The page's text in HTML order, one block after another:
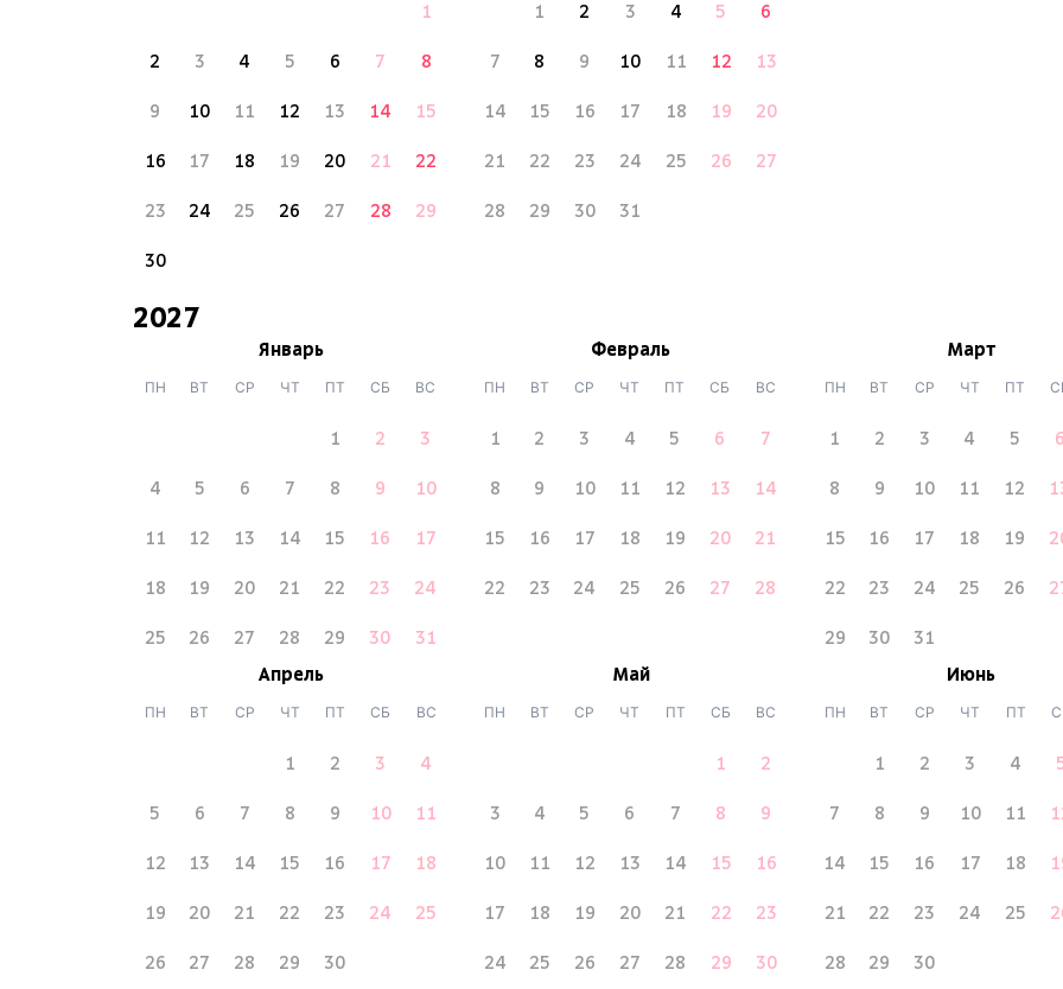
1
2 3 4 5 6 7 8
9 10 11 12 13 14 15
16 17 18 19 20 21 22
23 24 25 26 27 28 29
30
1 2 3 4 5 6
7 8 9 10 11 12 13
14 15 16 17 18 19 20
21 22 23 24 25 26 27
28 29 30 31
2027
Январь
ПН ВТ СР ЧТ ПТ СБ ВС
1 2 3
4 5 6 7 8 9 10
11 12 13 14 15 16 17
18 19 20 21 22 23 24
25 26 27 28 29 30 31
Февраль
ПН ВТ СР ЧТ ПТ СБ ВС
1 2 3 4 5 6 7
8 9 10 11 12 13 14
15 16 17 18 19 20 21
22 23 24 25 26 27 28
Март
ПН ВТ СР ЧТ ПТ
1 2 3 4 5 6
8 9 10 11 12
15 16 17 18 19
22 23 24 25 26
29 30
31
Апрель
ПН ВТ СР ЧТ ПТ СБ ВС
1 2 3 4
5 6 7 8 9 10 11
12 13 14 15 16 17 18
19 20 21 22 23 24 25
26 27 28 29 30
Май
ПН ВТ СР ЧТ ПТ СБ ВС
1 2
3 4 5 6 7 8 9
10 11 12 13 14 15 16
17 18 19 20 21 22 23
24 25 26 27 28 29 30
Июнь
ПН ВТ СР ЧТ ПТ
1 2 3 4
7 8 9 10 11
14 15 16 17 18
21 22 23 24 25
28 29 30